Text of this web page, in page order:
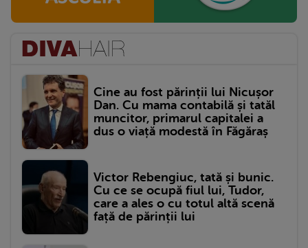
Cine au fost părinții lui Nicușor
Dan. Cu mama contabilă și tatăl
muncitor, primarul capitalei a
dus o viață modestă în Făgăraș
Victor Rebengiuc, tată și bunic.
Cu ce se ocupă fiul lui, Tudor,
care a ales o cu totul altă scenă
față de părinții lui